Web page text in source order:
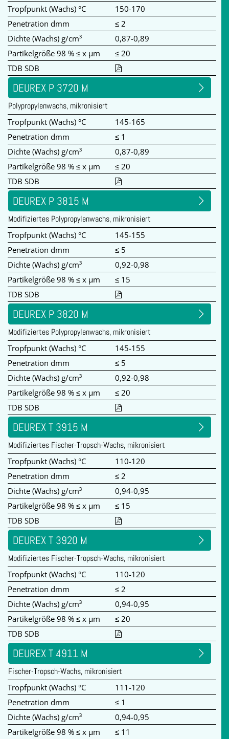
Tropfpunkt (Wachs) °C
150-170
Penetration dmm
≤ 2
Dichte (Wachs) g/cm³
0,87-0,89
Partikelgröße 98 % ≤ x µm
≤ 20
TDB SDB
DEUREX P 3720 M
Polypropylenwachs, mikronisiert
Tropfpunkt (Wachs) °C
145-165
Penetration dmm
≤ 1
Dichte (Wachs) g/cm³
0,87-0,89
Partikelgröße 98 % ≤ x µm
≤ 20
TDB SDB
DEUREX P 3815 M
Modifiziertes Polypropylenwachs, mikronisiert
Tropfpunkt (Wachs) °C
145-155
Penetration dmm
≤ 5
Dichte (Wachs) g/cm³
0,92-0,98
Partikelgröße 98 % ≤ x µm
≤ 15
TDB SDB
DEUREX P 3820 M
Modifiziertes Polypropylenwachs, mikronisiert
Tropfpunkt (Wachs) °C
145-155
Penetration dmm
≤ 5
Dichte (Wachs) g/cm³
0,92-0,98
Partikelgröße 98 % ≤ x µm
≤ 20
TDB SDB
DEUREX T 3915 M
Modifiziertes Fischer-Tropsch-Wachs, mikronisiert
Tropfpunkt (Wachs) °C
110-120
Penetration dmm
≤ 2
Dichte (Wachs) g/cm³
0,94-0,95
Partikelgröße 98 % ≤ x µm
≤ 15
TDB SDB
DEUREX T 3920 M
Modifiziertes Fischer-Tropsch-Wachs, mikronisiert
Tropfpunkt (Wachs) °C
110-120
Penetration dmm
≤ 2
Dichte (Wachs) g/cm³
0,94-0,95
Partikelgröße 98 % ≤ x µm
≤ 20
TDB SDB
DEUREX T 4911 M
Fischer-Tropsch-Wachs, mikronisiert
Tropfpunkt (Wachs) °C
111-120
Penetration dmm
≤ 1
Dichte (Wachs) g/cm³
0,94-0,95
Partikelgröße 98 % ≤ x µm
≤ 11